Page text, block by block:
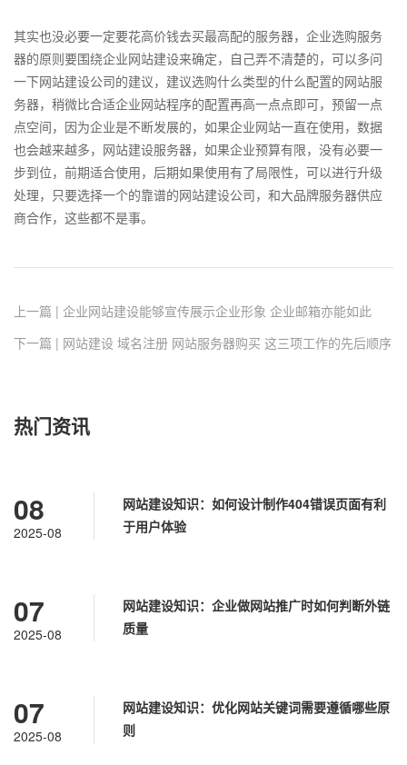
其实也没必要一定要花高价钱去买最高配的服务器，企业选购服务
器的原则要围绕企业网站建设来确定，自己弄不清楚的，可以多问
一下网站建设公司的建议，建议选购什么类型的什么配置的网站服
务器，稍微比合适企业网站程序的配置再高一点点即可，预留一点
点空间，因为企业是不断发展的，如果企业网站一直在使用，数据
也会越来越多，网站建设服务器，如果企业预算有限，没有必要一
步到位，前期适合使用，后期如果使用有了局限性，可以进行升级
处理，只要选择一个的靠谱的网站建设公司，和大品牌服务器供应
商合作，这些都不是事。
上一篇 | 企业网站建设能够宣传展示企业形象 企业邮箱亦能如此
下一篇 | 网站建设 域名注册 网站服务器购买 这三项工作的先后顺序
热门资讯
08
2025-08
网站建设知识：如何设计制作404错误页面有利
于用户体验
07
2025-08
网站建设知识：企业做网站推广时如何判断外链
质量
07
2025-08
网站建设知识：优化网站关键词需要遵循哪些原
则